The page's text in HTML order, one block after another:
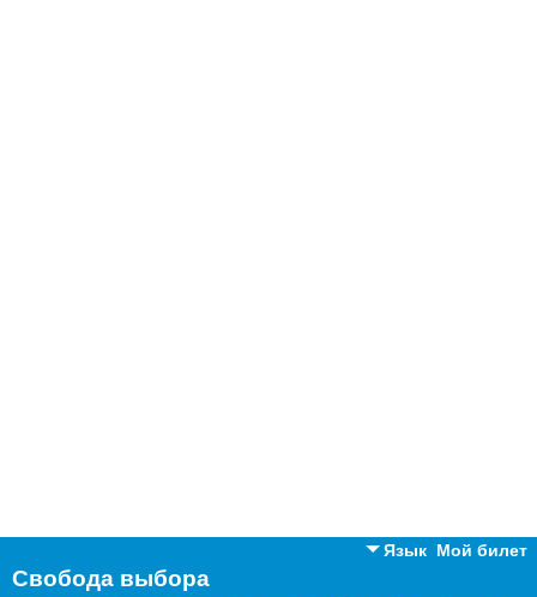
Мой билет
Язык
Свобода выбора